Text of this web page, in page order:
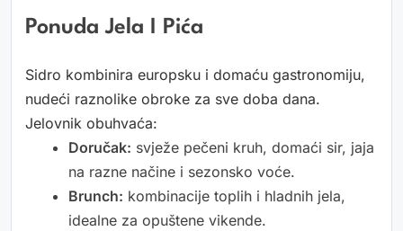
Ponuda Jela I Pića
Sidro kombinira europsku i domaću gastronomiju,
nudeći raznolike obroke za sve doba dana.
Jelovnik obuhvaća:
Doručak: svježe pečeni kruh, domaći sir, jaja
na razne načine i sezonsko voće.
Brunch: kombinacije toplih i hladnih jela,
idealne za opuštene vikende.